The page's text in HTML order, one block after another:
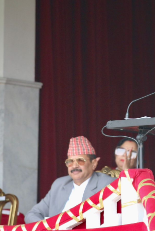
प्रतिनिधिसभा सदस्य निर्वाचनः ६० प्रतिशत मत
खतिवडाको नयाँ गीत जमाना आजकाल
चलचित्र विकास बोर्डका नवनियुक्त सदस्य गणेश
महानगर यातायातले थप्यो १२ वटा विद्युतीय बस
फोहोरमैला व्यवस्थापन संघ नेपालको अध्यक्षमा
समाचार हटाउने अदालतको आदेश र पत्रकार पक्राउ
लोकतान्त्रिक सहिद सन्तति वृत्ति कोष स्थापनाः
नवलपरासी काठमाडौँ सम्पर्क समन्वय समितिको
कर्फ्यु लागे पनि तीनकुने क्षेत्र अझै अशान्तः सडकमा